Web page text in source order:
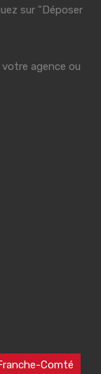
sur "Déposer
agence ou
Comté